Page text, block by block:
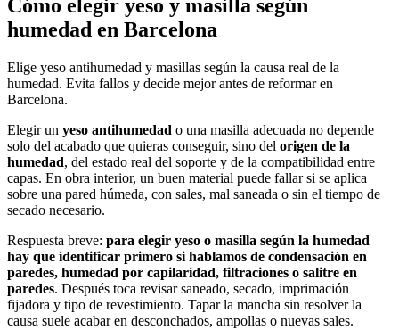
Cómo elegir yeso y masilla según
humedad en Barcelona
Elige yeso antihumedad y masillas según la causa real de la
humedad. Evita fallos y decide mejor antes de reformar en
Barcelona.
Elegir un yeso antihumedad o una masilla adecuada no depende
solo del acabado que quieras conseguir, sino del origen de la
humedad, del estado real del soporte y de la compatibilidad entre
capas. En obra interior, un buen material puede fallar si se aplica
sobre una pared húmeda, con sales, mal saneada o sin el tiempo de
secado necesario.
Respuesta breve: para elegir yeso o masilla según la humedad
hay que identificar primero si hablamos de condensación en
paredes, humedad por capilaridad, filtraciones o salitre en
paredes. Después toca revisar saneado, secado, imprimación
fijadora y tipo de revestimiento. Tapar la mancha sin resolver la
causa suele acabar en desconchados, ampollas o nuevas sales.